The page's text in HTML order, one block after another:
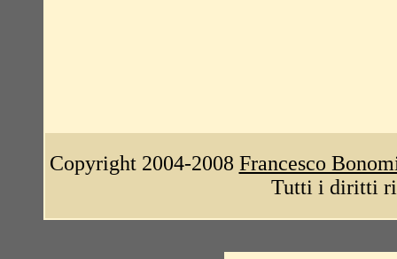
Copyright 2004-2008 Francesco
Tutti i diritti